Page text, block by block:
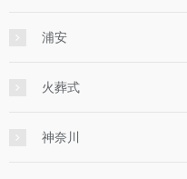
浦安
火葬式
神奈川